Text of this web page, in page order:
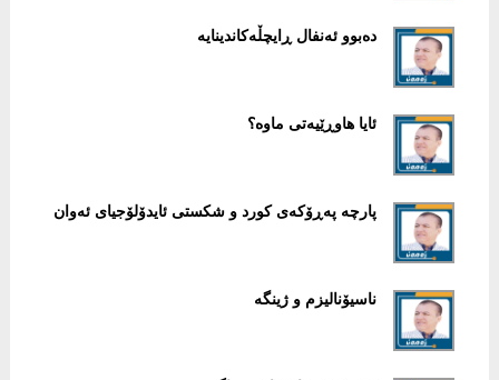
دەبوو ئەنفال ڕایچڵەکاندینایە
ئایا هاوڕێیەتی ماوە؟
پارچە پەڕۆکەی کورد و شکستی ئایدۆلۆجیای ئەوان
ناسیۆنالیزم و ژینگە